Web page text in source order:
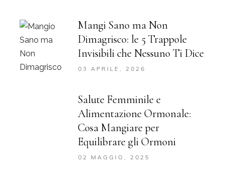
Mangi Sano ma Non
Dimagrisco: le 5 Trappole
Invisibili che Nessuno Ti Dice
03 APRILE, 2026
Salute Femminile e
Alimentazione Ormonale:
Cosa Mangiare per
Equilibrare gli Ormoni
02 MAGGIO, 2025